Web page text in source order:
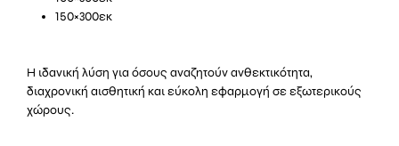
150×300εκ
Η ιδανική λύση για όσους αναζητούν ανθεκτικότητα,
διαχρονική αισθητική και εύκολη εφαρμογή σε εξωτερικούς
χώρους.